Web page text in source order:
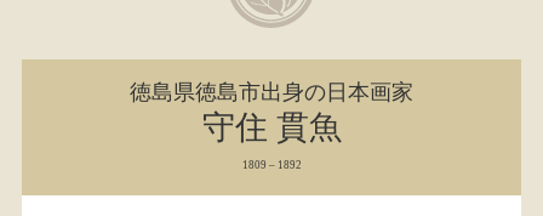
徳島県徳島市出身の日本画家
守住 貫魚
1809 – 1892